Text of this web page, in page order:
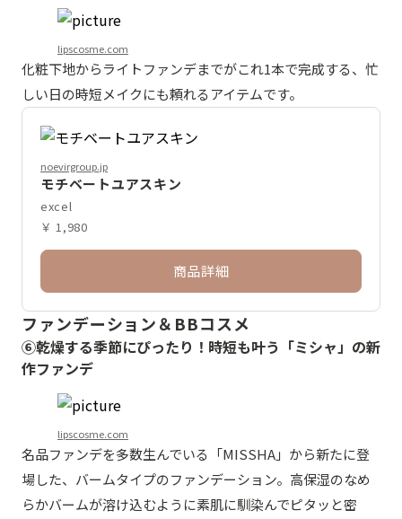
lipscosme.com
化粧下地からライトファンデまでがこれ1本で完成する、忙
しい日の時短メイクにも頼れるアイテムです。
noevirgroup.jp
モチベートユアスキン
excel
￥ 1,980
商品詳細
ファンデーション＆BBコスメ
⑥乾燥する季節にぴったり！時短も叶う「ミシャ」の新
作ファンデ
lipscosme.com
名品ファンデを多数生んでいる「MISSHA」から新たに登
場した、バームタイプのファンデーション。高保湿のなめ
らかバームが溶け込むように素肌に馴染んでピタッと密